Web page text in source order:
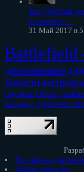
Тар: Добрый
позавчера......
31 Май 2017 в
Battlefield
дополнение
Новости
оружие Origin
бателфилд 3 Battlefield:
Все файлы для
Файлы для игры